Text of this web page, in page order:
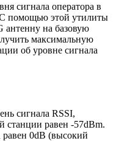
сигнала оператора в
С помощью этой утилиты
антенну на базовую
максимальную
об уровне сигнала
сигнала RSSI,
станции равен -57dBm.
0dB (высокий